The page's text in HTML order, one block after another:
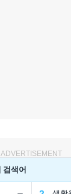
ADVERTISEMENT